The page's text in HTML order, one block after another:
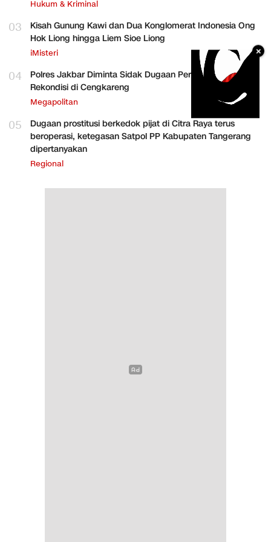
Hukum & Kriminal
03
Kisah Gunung Kawi dan Dua Konglomerat Indonesia Ong
Hok Liong hingga Liem Sioe Liong
iMisteri
04
Polres Jakbar Diminta Sidak Dugaan Perakitan HP
Rekondisi di Cengkareng
Megapolitan
05
Dugaan prostitusi berkedok pijat di Citra Raya terus
beroperasi, ketegasan Satpol PP Kabupaten Tangerang
dipertanyakan
Regional
×